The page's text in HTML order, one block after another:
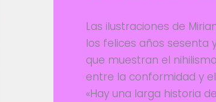
Las ilustraciones de
los felices años sesenta
que muestran el
entre la conformidad y
«Hay una larga historia